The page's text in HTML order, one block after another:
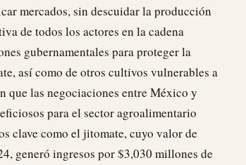
mercados, sin descuidar la producción
de todos los actores en la cadena
gubernamentales para proteger la
así como de otros cultivos vulnerables a
que las negociaciones entre México y
para el sector agroalimentario
clave como el jitomate, cuyo valor de
generó ingresos por $3,030 millones de